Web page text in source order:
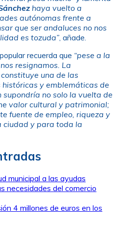
haya vuelto a
autónomas frente a
que ser andaluces no nos
es tozuda” , añade.
recuerda que “pese a la
resignamos. La
constituye una de las
y emblemáticas de
supondría no solo la vuelta de
valor cultural y patrimonial;
fuente de empleo, riqueza y
ciudad y para toda la
municipal a las ayudas
necesidades del comercio
4 millones de euros en los